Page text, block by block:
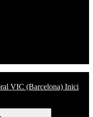
Inici